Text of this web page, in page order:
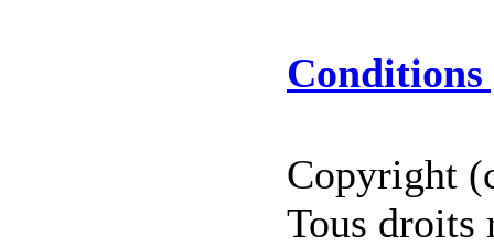
Conditions
Copyright
Tous droits